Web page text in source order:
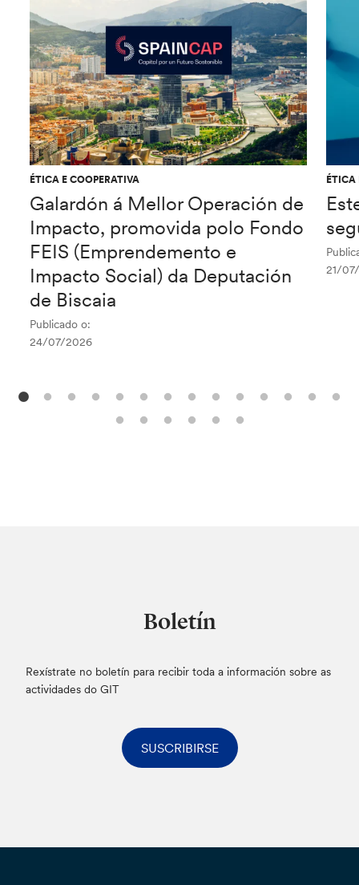
ÉTICA E COOPERATIVA
Galardón á Mellor Operación de
Impacto, promovida polo Fondo
FEIS (Emprendemento e
Impacto Social) da Deputación
de Biscaia
Publicado o:
24/07/2026
ÉTICA
21/
Boletín
Rexístrate no boletín para recibir toda a información sobre as
actividades do GIT
SUSCRIBIRSE